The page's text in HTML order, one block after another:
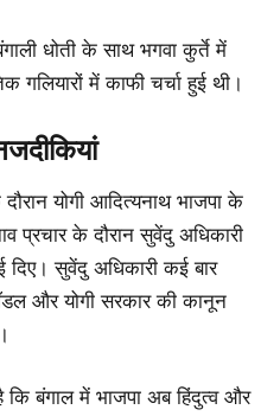
धोती के साथ भगवा कुर्ते में
में काफी चर्चा हुई थी।
योगी आदित्यनाथ भाजपा के
प्रचार के दौरान सुवेंदु अधिकारी
दिए। सुवेंदु अधिकारी कई बार
और योगी सरकार की कानून
कि बंगाल में भाजपा अब हिंदुत्व और